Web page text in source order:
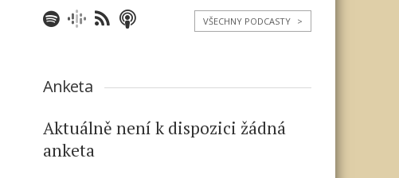
VŠECHNY PODCASTY >
Anketa
Aktuálně není k dispozici žádná
anketa